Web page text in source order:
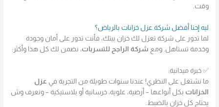
وقت.
ليه إحنا أفضل شركة عزل خزانات بالرياض؟
لما تدور على شركة تعزل لك خزان بيتك، فأنت تدور على أمان وجودة
وخدمة تستاهل. ومع شركة الراجح للتسربات، نضمن لك كل هذا وأكثر:
✅ خبرة ميدانية:
ما نشتغل على النظري! عندنا سنوات طويلة من التجربة في عزل
الخزانات بكل أنواعها – أرضية، علوية، خرسانية أو بلاستيكية – ونعرف وش
يحتاج كل خزان بالضبط.